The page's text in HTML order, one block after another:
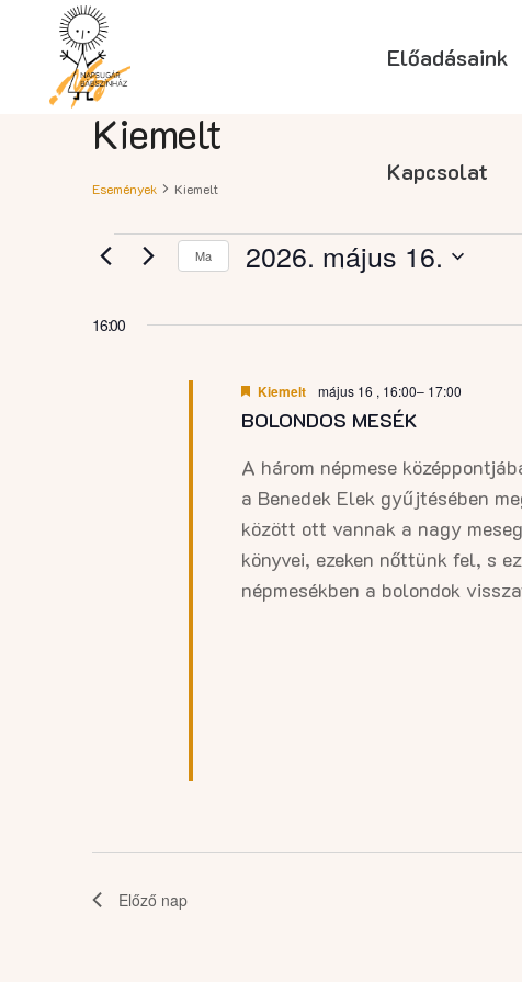
Előadásaink
Kapcsolat
Kiemelt
Események Kiemelt
Események
for
2026.
Ma 2026. május 16.
16:00
BOLONDOS MESÉK
Kiemelt május 16 , 16:00– 17:00
A három népmese
a Benedek Elek gyűjtésében
között ott vannak a nagy
könyvei, ezeken nőttünk fel, s
népmesékben a bolondok
Előző nap